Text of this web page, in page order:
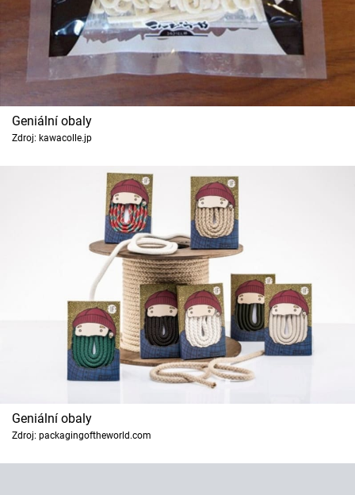
Geniální obaly
Zdroj: kawacolle.jp
Geniální obaly
Zdroj: packagingoftheworld.com